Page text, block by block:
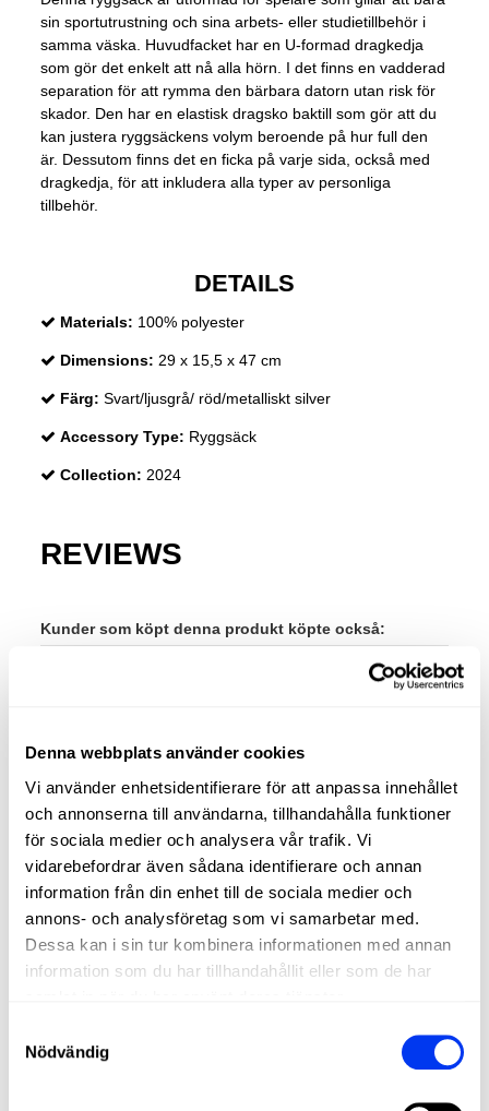
Denna webbplats använder cookies
Vi använder enhetsidentifierare för att anpassa innehållet
och annonserna till användarna, tillhandahålla funktioner
för sociala medier och analysera vår trafik. Vi
vidarebefordrar även sådana identifierare och annan
information från din enhet till de sociala medier och
annons- och analysföretag som vi samarbetar med.
Dessa kan i sin tur kombinera informationen med annan
information som du har tillhandahållit eller som de har
Nödvändig
sin sportutrustning och sina arbets- eller studietillbehör i
samma väska. Huvudfacket har en U-formad dragkedja
som gör det enkelt att nå alla hörn. I det finns en vadderad
separation för att rymma den bärbara datorn utan risk för
skador. Den har en elastisk dragsko baktill som gör att du
kan justera ryggsäckens volym beroende på hur full den
är. Dessutom finns det en ficka på varje sida, också med
dragkedja, för att inkludera alla typer av personliga
tillbehör.
DETAILS
Materials: 100% polyester
Dimensions: 29 x 15,5 x 47 cm
Färg: Svart/ljusgrå/ röd/metalliskt silver
Accessory Type: Ryggsäck
Collection: 2024
REVIEWS
Kunder som köpt denna produkt köpte också:
325,00 €